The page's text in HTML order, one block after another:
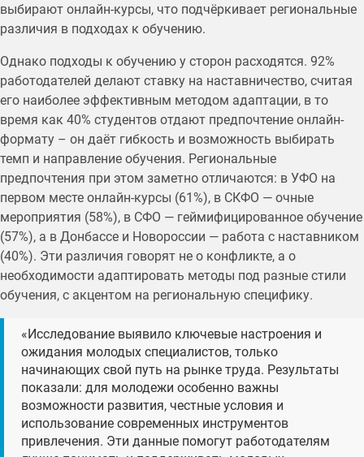
выбирают онлайн-курсы, что подчёркивает региональные
различия в подходах к обучению.
Однако подходы к обучению у сторон расходятся. 92%
работодателей делают ставку на наставничество, считая
его наиболее эффективным методом адаптации, в то
время как 40% студентов отдают предпочтение онлайн-
формату – он даёт гибкость и возможность выбирать
темп и направление обучения. Региональные
предпочтения при этом заметно отличаются: в УФО на
первом месте онлайн-курсы (61%), в СКФО — очные
мероприятия (58%), в СФО — геймифицированное обучение
(57%), а в Донбассе и Новороссии — работа с наставником
(40%). Эти различия говорят не о конфликте, а о
необходимости адаптировать методы под разные стили
обучения, с акцентом на региональную специфику.
«Исследование выявило ключевые настроения и
ожидания молодых специалистов, только
начинающих свой путь на рынке труда. Результаты
показали: для молодежи особенно важны
возможности развития, честные условия и
использование современных инструментов
привлечения. Эти данные помогут работодателям